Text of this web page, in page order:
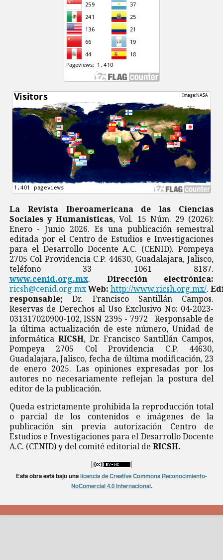
La Revista Iberoamericana de las Ciencias
Sociales y Humanísticas, Vol. 15 Núm. 29 (2026):
Enero - Junio 2026. Es una publicación semestral
editada por el Centro de Estudios e Investigaciones
para el Desarrollo Docente A.C. (CENID). Pompeya
2705 Col Providencia C.P. 44630, Guadalajara, Jalisco,
teléfono 33 1061 8187.
www.cenid.org.mx. Dirección electrónica:
ricsh@cenid.org.mxWeb: http://www.ricsh.org.mx/.
responsable; Dr. Francisco Santillán Campos.
Reservas de Derechos al Uso Exclusivo No: 04-2023-
031317020900-102, ISSN 2395 - 7972 Responsable de
la última actualización de este número, Unidad de
informática RICSH, Dr. Francisco Santillán Campos,
Pompeya 2705 Col Providencia C.P. 44630,
Guadalajara, Jalisco, fecha de última modificación, 23
de enero 2025. Las opiniones expresadas por los
autores no necesariamente reflejan la postura del
editor de la publicación.
Queda estrictamente prohibida la reproducción total
o parcial de los contenidos e imágenes de la
publicación sin previa autorización Centro de
Estudios e Investigaciones para el Desarrollo Docente
A.C. (CENID) y del comité editorial de RICSH.
Esta obra está bajo unalicencia de Creative Commons Reconocimiento-
NoComercial 4.0 Internacional.